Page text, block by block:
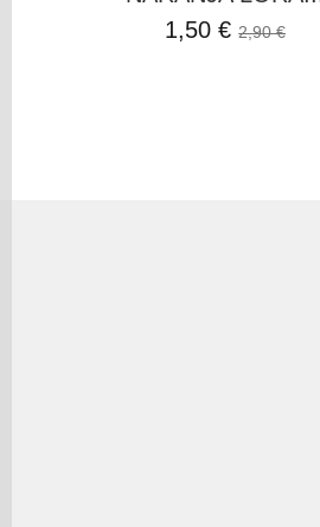
1,50 €2,90 €